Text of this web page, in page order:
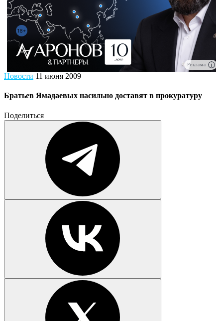
Реклама
Новости 11 июня 2009
Братьев Ямадаевых насильно доставят в прокуратуру
Поделиться